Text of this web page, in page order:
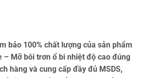
bảo 100% chất lượng của sản phẩm
– Mỡ bôi trơn ổ bi nhiệt độ cao đúng
hàng và cung cấp đầy đủ MSDS,